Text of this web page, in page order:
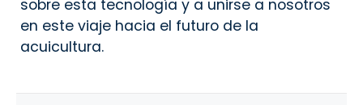
sobre esta tecnología y a unirse a nosotros
en este viaje hacia el futuro de la
acuicultura.